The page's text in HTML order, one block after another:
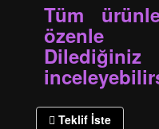
Tüm
özenle
Teklif İste